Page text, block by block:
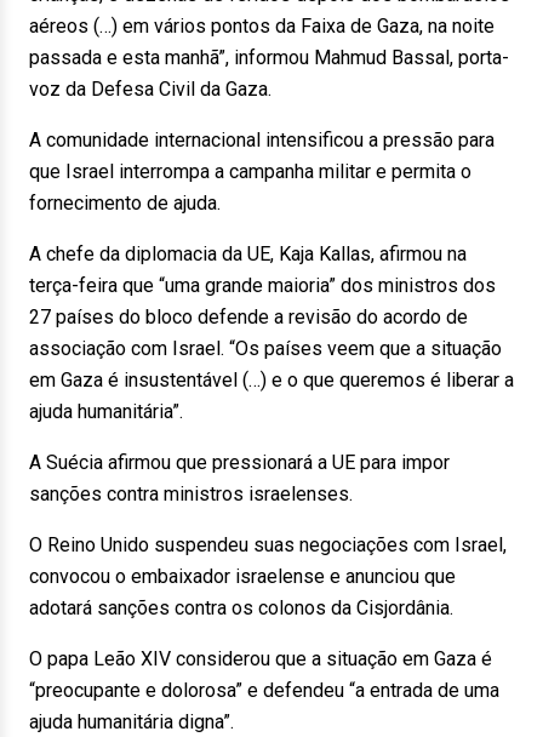
aéreos (…) em vários pontos da Faixa de Gaza, na noite
passada e esta manhã”, informou Mahmud Bassal, porta-
voz da Defesa Civil da Gaza.
A comunidade internacional intensificou a pressão para
que Israel interrompa a campanha militar e permita o
fornecimento de ajuda.
A chefe da diplomacia da UE, Kaja Kallas, afirmou na
terça-feira que “uma grande maioria” dos ministros dos
27 países do bloco defende a revisão do acordo de
associação com Israel. “Os países veem que a situação
em Gaza é insustentável (…) e o que queremos é liberar a
ajuda humanitária”.
A Suécia afirmou que pressionará a UE para impor
sanções contra ministros israelenses.
O Reino Unido suspendeu suas negociações com Israel,
convocou o embaixador israelense e anunciou que
adotará sanções contra os colonos da Cisjordânia.
O papa Leão XIV considerou que a situação em Gaza é
“preocupante e dolorosa” e defendeu “a entrada de uma
ajuda humanitária digna”.